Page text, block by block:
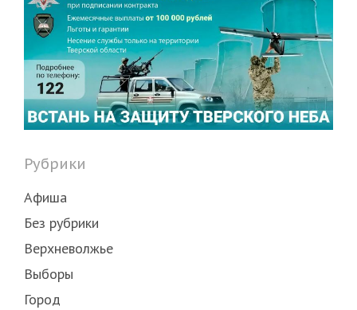
Рубрики
Афиша
Без рубрики
Верхневолжье
Выборы
Город